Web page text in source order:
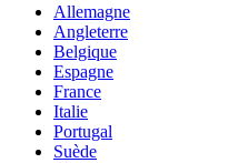
Allemagne
Angleterre
Belgique
Espagne
France
Italie
Portugal
Suède